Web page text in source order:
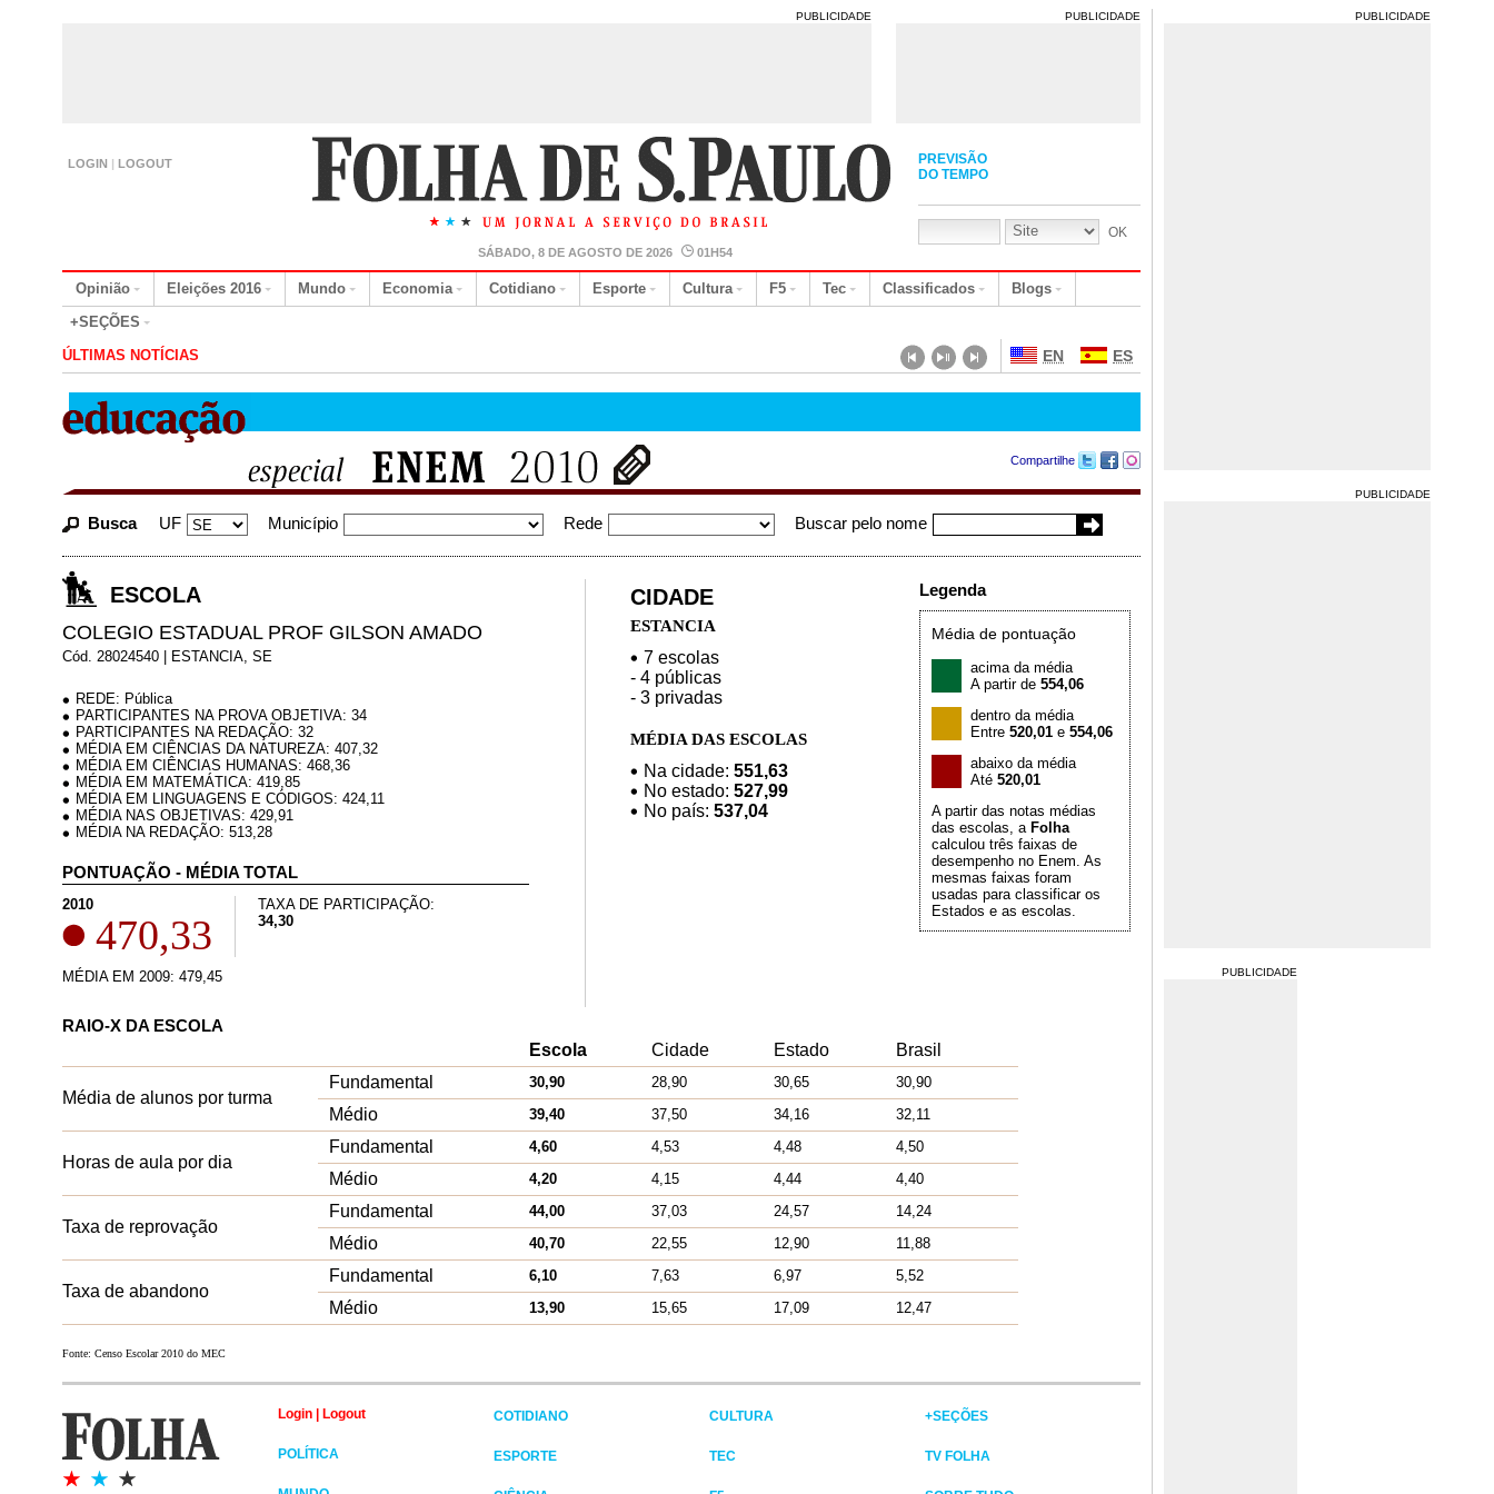
PUBLICIDADE PUBLICIDADE
LOGIN | LOGOUT
SÁBADO, 8 DE AGOSTO DE 2026 01H54
PREVISÃO
DO TEMPO
Opinião Eleições 2016 Mundo Economia Cotidiano Esporte Cultura F5 Tec Classificados
Blogs
+SEÇÕES
ÚLTIMAS NOTÍCIAS
EN ES
Compartilhe
Busca UF Município Rede Buscar pelo nome
ESCOLA
COLEGIO ESTADUAL PROF GILSON AMADO
Cód. 28024540 | ESTANCIA, SE
REDE: Pública
PARTICIPANTES NA PROVA OBJETIVA: 34
PARTICIPANTES NA REDAÇÃO: 32
MÉDIA EM CIÊNCIAS DA NATUREZA: 407,32
MÉDIA EM CIÊNCIAS HUMANAS: 468,36
MÉDIA EM MATEMÁTICA: 419,85
MÉDIA EM LINGUAGENS E CÓDIGOS: 424,11
MÉDIA NAS OBJETIVAS: 429,91
MÉDIA NA REDAÇÃO: 513,28
PONTUAÇÃO - MÉDIA TOTAL
2010
470,33
TAXA DE PARTICIPAÇÃO:
34,30
MÉDIA EM 2009: 479,45
CIDADE
ESTANCIA
7 escolas
- 4 públicas
- 3 privadas
MÉDIA DAS ESCOLAS
Na cidade: 551,63
No estado: 527,99
No país: 537,04
Legenda
Média de pontuação
acima da média
A partir de 554,06
dentro da média
Entre 520,01 e 554,06
abaixo da média
Até 520,01
A partir das notas médias
das escolas, a Folha
calculou três faixas de
desempenho no Enem. As
mesmas faixas foram
usadas para classificar os
Estados e as escolas.
RAIO-X DA ESCOLA
Escola
Cidade Estado Brasil
Média de alunos por turma
Fundamental 30,90 28,90 30,65 30,90
Médio 39,40 37,50 34,16 32,11
Horas de aula por dia
Fundamental 4,60 4,53 4,48 4,50
Médio 4,20 4,15 4,44 4,40
Taxa de reprovação
Fundamental 44,00 37,03 24,57 14,24
Médio 40,70 22,55 12,90 11,88
Taxa de abandono
Fundamental 6,10 7,63 6,97 5,52
Médio 13,90 15,65 17,09 12,47
Fonte: Censo Escolar 2010 do MEC
Login Logout
POLÍTICA
COTIDIANO
ESPORTE
CULTURA
TEC
+SEÇÕES
TV FOLHA
PUBLICIDADE
PUBLICIDADE
PUBLICIDADE